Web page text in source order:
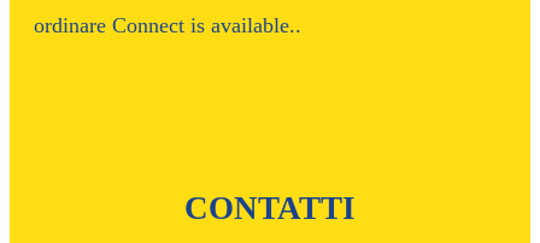
ordinare Connect is available..
CONTATTI